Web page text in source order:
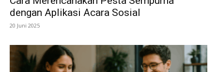
dengan Aplikasi Acara Sosial
20 Juni 2025